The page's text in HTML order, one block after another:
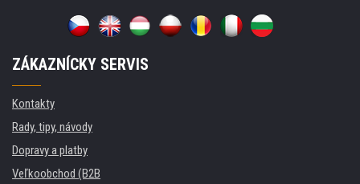
ZÁKAZNÍCKY SERVIS
Kontakty
Rady, tipy, návody
Dopravy a platby
Veľkoobchod (B2B